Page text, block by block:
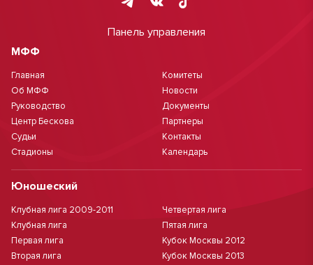
Панель управления
МФФ
Главная
Об МФФ
Руководство
Центр Бескова
Судьи
Стадионы
Комитеты
Новости
Документы
Партнеры
Контакты
Календарь
Юношеский
Клубная лига 2009-2011
Клубная лига
Первая лига
Вторая лига
Четвертая лига
Пятая лига
Кубок Москвы 2012
Кубок Москвы 2013